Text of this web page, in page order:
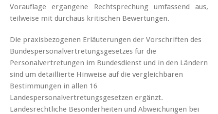
Vorauflage ergangene Rechtsprechung umfassend aus,
teilweise mit durchaus kritischen Bewertungen.
Die praxisbezogenen Erläuterungen der Vorschriften des
Bundespersonalvertretungsgesetzes für die
Personalvertretungen im Bundesdienst und in den Ländern
sind um detaillierte Hinweise auf die vergleichbaren
Bestimmungen in allen 16
Landespersonalvertretungsgesetzen ergänzt.
Landesrechtliche Besonderheiten und Abweichungen bei